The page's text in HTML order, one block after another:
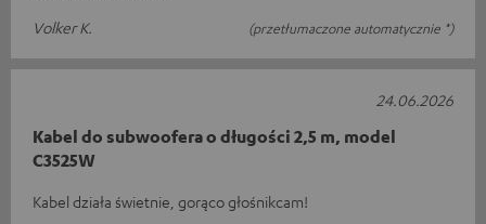
Volker K.
(przetłumaczone automatycznie *)
Kabel do subwoofera o długości 2,5 m, model
C3525W
Kabel działa świetnie, gorąco głośnikcam!
24.06.2026